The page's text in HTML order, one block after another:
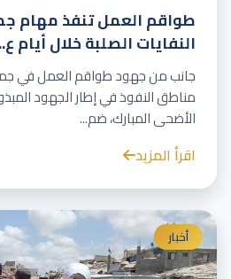
طواقم العمل تنفذ مهام
النفايات الصلبة خلال أيام
جانب من جهود طواقم العمل في
مناطق النفوذ في إطار الجهود
الأضحى المبارك، ضم...
اقرأ المزيد
أخبار